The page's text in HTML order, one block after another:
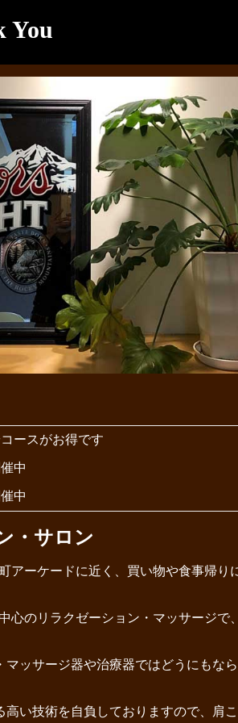
You
ースがお得です
中
中
・サロン
アーケードに近く、買い物や食事帰り
心のリラクゼーション・マッサージで
ッサージ器や治療器ではどうにもな
い技術を自負しておりますので、肩